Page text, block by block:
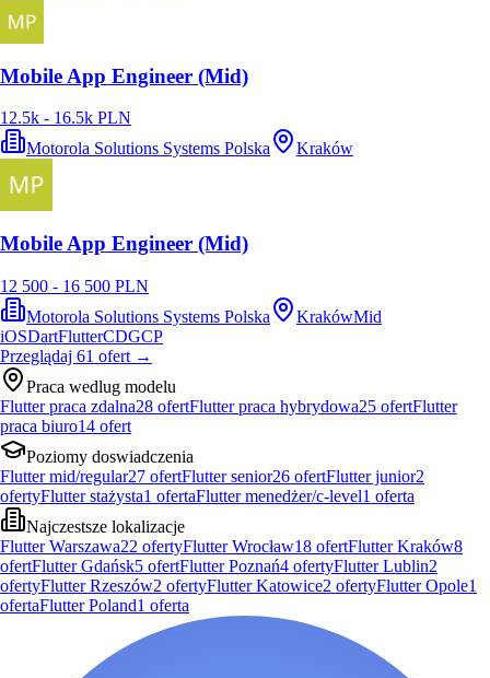
Mobile App Engineer (Mid)
12.5k - 16.5k PLN
Motorola Solutions Systems Polska
Kraków
Mobile App Engineer (Mid)
12 500 - 16 500 PLN
Motorola Solutions Systems Polska
KrakówMid
iOSDartFlutterCDGCP
Przeglądaj 61 ofert →
Praca wedlug modelu
Flutter praca zdalna28 ofertFlutter praca hybrydowa25 ofertFlutter
praca biuro14 ofert
Poziomy doswiadczenia
Flutter mid/regular27 ofertFlutter senior26 ofertFlutter junior2
ofertyFlutter stażysta1 ofertaFlutter menedżer/c-level1 oferta
Najczestsze lokalizacje
Flutter Warszawa22 ofertyFlutter Wrocław18 ofertFlutter Kraków8
ofertFlutter Gdańsk5 ofertFlutter Poznań4 ofertyFlutter Lublin2
ofertyFlutter Rzeszów2 ofertyFlutter Katowice2 ofertyFlutter Opole1
ofertaFlutter Poland1 oferta